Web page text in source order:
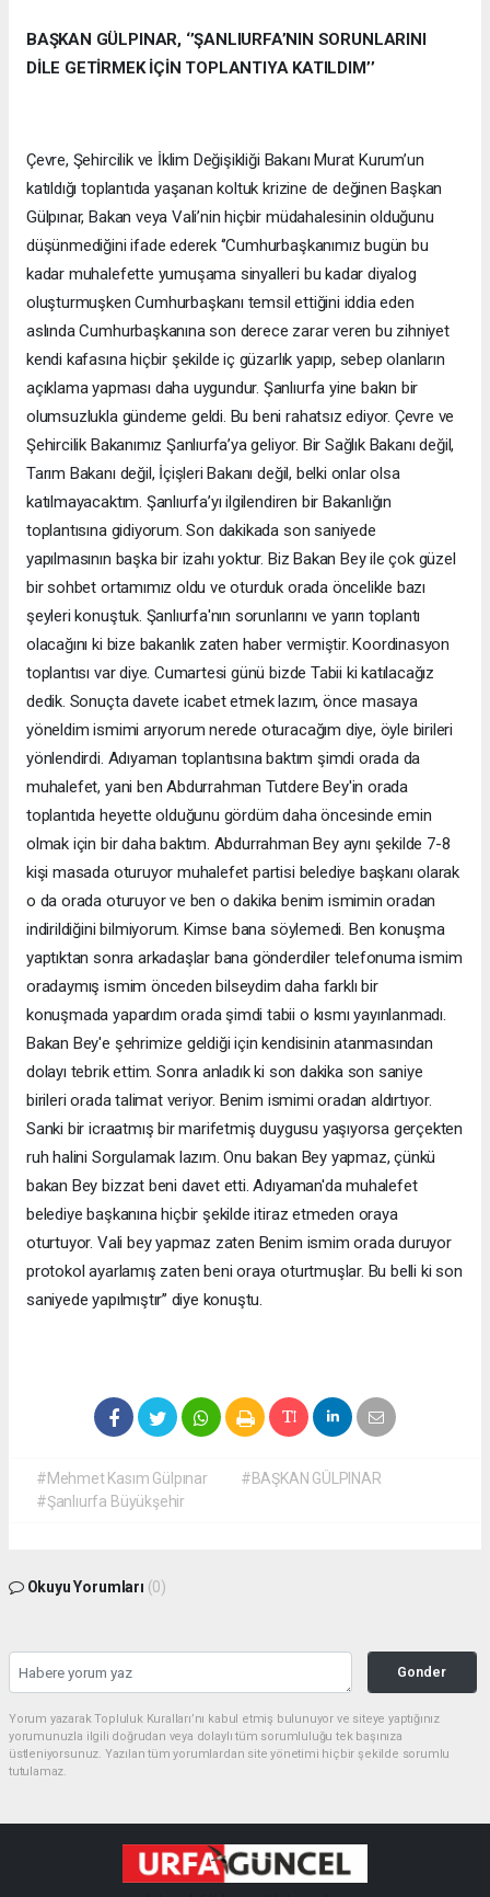
BAŞKAN GÜLPINAR, ‘’ŞANLIURFA’NIN SORUNLARINI
DİLE GETİRMEK İÇİN TOPLANTIYA KATILDIM’’
Çevre, Şehircilik ve İklim Değişikliği Bakanı Murat Kurum’un
katıldığı toplantıda yaşanan koltuk krizine de değinen Başkan
Gülpınar, Bakan veya Vali’nin hiçbir müdahalesinin olduğunu
düşünmediğini ifade ederek ‘’Cumhurbaşkanımız bugün bu
kadar muhalefette yumuşama sinyalleri bu kadar diyalog
oluşturmuşken Cumhurbaşkanı temsil ettiğini iddia eden
aslında Cumhurbaşkanına son derece zarar veren bu zihniyet
kendi kafasına hiçbir şekilde iç güzarlık yapıp, sebep olanların
açıklama yapması daha uygundur. Şanlıurfa yine bakın bir
olumsuzlukla gündeme geldi. Bu beni rahatsız ediyor. Çevre ve
Şehircilik Bakanımız Şanlıurfa’ya geliyor. Bir Sağlık Bakanı değil,
Tarım Bakanı değil, İçişleri Bakanı değil, belki onlar olsa
katılmayacaktım. Şanlıurfa’yı ilgilendiren bir Bakanlığın
toplantısına gidiyorum. Son dakikada son saniyede
yapılmasının başka bir izahı yoktur. Biz Bakan Bey ile çok güzel
bir sohbet ortamımız oldu ve oturduk orada öncelikle bazı
şeyleri konuştuk. Şanlıurfa'nın sorunlarını ve yarın toplantı
olacağını ki bize bakanlık zaten haber vermiştir. Koordinasyon
toplantısı var diye. Cumartesi günü bizde Tabii ki katılacağız
dedik. Sonuçta davete icabet etmek lazım, önce masaya
yöneldim ismimi arıyorum nerede oturacağım diye, öyle birileri
yönlendirdi. Adıyaman toplantısına baktım şimdi orada da
muhalefet, yani ben Abdurrahman Tutdere Bey'in orada
toplantıda heyette olduğunu gördüm daha öncesinde emin
olmak için bir daha baktım. Abdurrahman Bey aynı şekilde 7-8
kişi masada oturuyor muhalefet partisi belediye başkanı olarak
o da orada oturuyor ve ben o dakika benim ismimin oradan
indirildiğini bilmiyorum. Kimse bana söylemedi. Ben konuşma
yaptıktan sonra arkadaşlar bana gönderdiler telefonuma ismim
oradaymış ismim önceden bilseydim daha farklı bir
konuşmada yapardım orada şimdi tabii o kısmı yayınlanmadı.
Bakan Bey'e şehrimize geldiği için kendisinin atanmasından
dolayı tebrik ettim. Sonra anladık ki son dakika son saniye
birileri orada talimat veriyor. Benim ismimi oradan aldırtıyor.
Sanki bir icraatmış bir marifetmiş duygusu yaşıyorsa gerçekten
ruh halini Sorgulamak lazım. Onu bakan Bey yapmaz, çünkü
bakan Bey bizzat beni davet etti. Adıyaman'da muhalefet
belediye başkanına hiçbir şekilde itiraz etmeden oraya
oturtuyor. Vali bey yapmaz zaten Benim ismim orada duruyor
protokol ayarlamış zaten beni oraya oturtmuşlar. Bu belli ki son
saniyede yapılmıştır’’ diye konuştu.
#Mehmet Kasım Gülpınar
#BAŞKAN GÜLPINAR
#Şanlıurfa Büyükşehir
Okuyu Yorumları (0)
Gonder
Yorum yazarak Topluluk Kuralları’nı kabul etmiş bulunuyor ve siteye yaptığınız
yorumunuzla ilgili doğrudan veya dolaylı tüm sorumluluğu tek başınıza
üstleniyorsunuz. Yazılan tüm yorumlardan site yönetimi hiçbir şekilde sorumlu
tutulamaz.